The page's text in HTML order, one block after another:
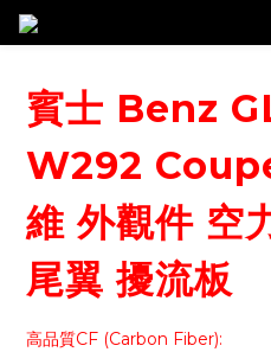
賓士 Benz
W292
維 外觀件 空
尾翼 擾流板
高品質CF (Carbon Fiber):